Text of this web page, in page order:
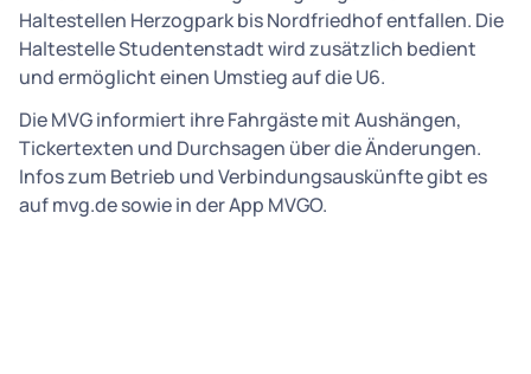
Haltestellen Herzogpark bis Nordfriedhof entfallen. Die
Haltestelle Studentenstadt wird zusätzlich bedient
und ermöglicht einen Umstieg auf die U6.
Die MVG informiert ihre Fahrgäste mit Aushängen,
Tickertexten und Durchsagen über die Änderungen.
Infos zum Betrieb und Verbindungsauskünfte gibt es
auf mvg.de sowie in der App MVGO.